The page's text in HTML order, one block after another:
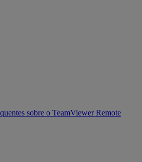
sobre o TeamViewer Remote